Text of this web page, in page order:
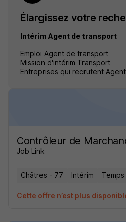
Élargissez votre
Intérim Agent de transport
Emploi Agent de transport
Mission d'intérim Transport
Entreprises qui recrutent
Contrôleur de
Job Link
Châtres - 77 Intérim
Cette offre n’est plus